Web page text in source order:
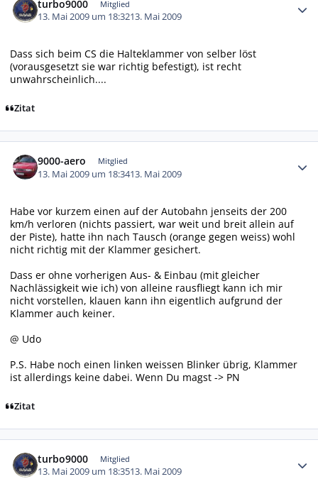
turbo9000 Mitglied
13. Mai 2009 um 18:3213. Mai 2009
Dass sich beim CS die Halteklammer von selber löst
(vorausgesetzt sie war richtig befestigt), ist recht
unwahrscheinlich....
Zitat
9000-aero Mitglied
13. Mai 2009 um 18:3413. Mai 2009
Habe vor kurzem einen auf der Autobahn jenseits der 200
km/h verloren (nichts passiert, war weit und breit allein auf
der Piste), hatte ihn nach Tausch (orange gegen weiss) wohl
nicht richtig mit der Klammer gesichert.
Dass er ohne vorherigen Aus- & Einbau (mit gleicher
Nachlässigkeit wie ich) von alleine rausfliegt kann ich mir
nicht vorstellen, klauen kann ihn eigentlich aufgrund der
Klammer auch keiner.
@ Udo
P.S. Habe noch einen linken weissen Blinker übrig, Klammer
ist allerdings keine dabei. Wenn Du magst -> PN
Zitat
turbo9000 Mitglied
13. Mai 2009 um 18:3513. Mai 2009